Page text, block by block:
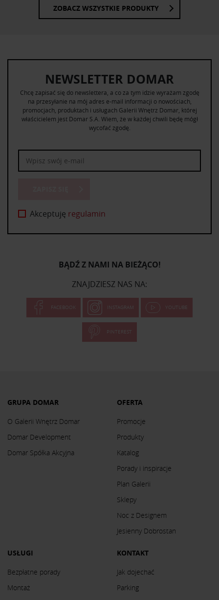
ZOBACZ WSZYSTKIE PRODUKTY
NEWSLETTER DOMAR
Chcę zapisać się do newslettera, a co za tym idzie wyrażam zgodę
na przesyłanie na mój adres e-mail informacji o nowościach,
promocjach, produktach i usługach Galerii Wnętrz Domar, której
właścicielem jest Domar S.A. Wiem, że w każdej chwili będę mógł
wycofać zgodę.
Akceptuję regulamin
BĄDŹ Z NAMI NA BIEŻĄCO!
ZNAJDZIESZ NAS NA:
FACEBOOK INSTAGRAM YOUTUBE
PINTEREST
GRUPA DOMAR
O Galerii Wnętrz Domar
Domar Development
Domar Spółka Akcyjna
OFERTA
Promocje
Produkty
Katalog
Porady i inspiracje
Plan Galerii
Sklepy
Noc z Designem
Jesienny Dobrostan
USŁUGI
Bezpłatne porady
Montaż
KONTAKT
Jak dojechać
Parking